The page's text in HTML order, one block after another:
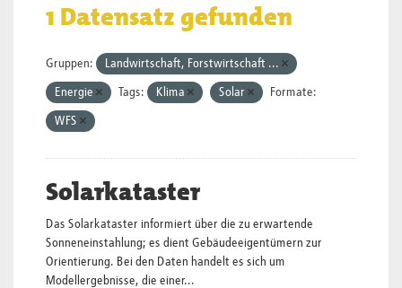
1 Datensatz gefunden
Gruppen: Landwirtschaft, Forstwirtschaft ...
Energie Tags: Klima Solar Formate:
WFS
Solarkataster
Das Solarkataster informiert über die zu erwartende
Sonneneinstahlung; es dient Gebäudeeigentümern zur
Orientierung. Bei den Daten handelt es sich um
Modellergebnisse, die einer...